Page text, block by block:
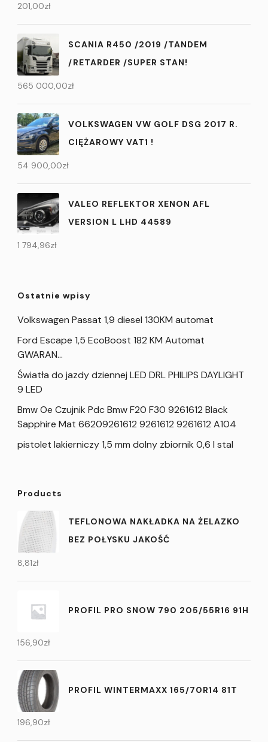
201,00zł
SCANIA R450 /2019 /TANDEM
/RETARDER /SUPER STAN!
565 000,00zł
VOLKSWAGEN VW GOLF DSG 2017 R.
CIĘŻAROWY VAT1 !
54 900,00zł
VALEO REFLEKTOR XENON AFL
VERSION L LHD 44589
1 794,96zł
Ostatnie wpisy
Volkswagen Passat 1,9 diesel 130KM automat
Ford Escape 1,5 EcoBoost 182 KM Automat
GWARAN…
Światła do jazdy dziennej LED DRL PHILIPS DAYLIGHT
9 LED
Bmw Oe Czujnik Pdc Bmw F20 F30 9261612 Black
Sapphire Mat 66209261612 9261612 9261612 A104
pistolet lakierniczy 1,5 mm dolny zbiornik 0,6 l stal
Products
TEFLONOWA NAKŁADKA NA ŻELAZKO
BEZ POŁYSKU JAKOŚĆ
8,81zł
PROFIL PRO SNOW 790 205/55R16 91H
156,90zł
PROFIL WINTERMAXX 165/70R14 81T
196,90zł